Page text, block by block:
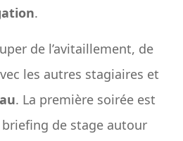
.
de l’avitaillement, de
les autres stagiaires et
. La première soirée est
briefing de stage autour